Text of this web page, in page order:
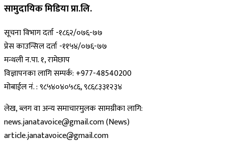
सामुदायिक मिडिया प्रा.लि.
सूचना विभाग दर्ता -१८६२/०७६-७७
प्रेस काउन्सिल दर्ता -११५४/०७६-७७
मन्थली न.पा. १, रामेछाप
विज्ञापनका लागि सम्पर्क: +977-48540200
मोबाईल नं. : ९८५४०४०५८६, ९८६८३३१२३४
लेख, ब्लग वा अन्य समाचारमुलक सामग्रीका लागि:
news.janatavoice@gmail.com (News)
article.janatavoice@gmail.com